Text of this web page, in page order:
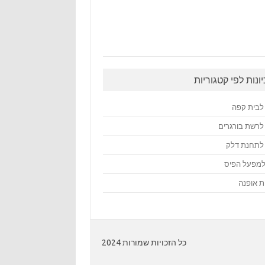
לפי קטגוריות
לבית קפה
לרשת בורגרים
לתחנת דלק
למפעל הפיס
אופנה
כל הזכויות שמורות 2024